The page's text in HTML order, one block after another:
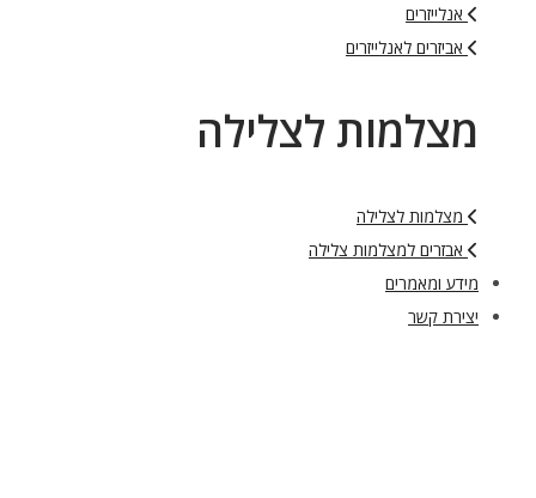
אנלייזרים
אביזרים לאנלייזרים
מצלמות לצלילה
מצלמות לצלילה
אבזרים למצלמות צלילה
מידע ומאמרים
יצירת קשר